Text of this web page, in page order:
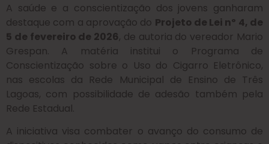
A saúde e a conscientização dos jovens ganharam
destaque com a aprovação do Projeto de Lei nº 4, de
5 de fevereiro de 2026, de autoria do vereador Mario
Grespan. A matéria institui o Programa de
Conscientização sobre o Uso do Cigarro Eletrônico,
nas escolas da Rede Municipal de Ensino de Três
Lagoas, com possibilidade de adesão também pela
Rede Estadual.
A iniciativa visa combater o avanço do consumo de